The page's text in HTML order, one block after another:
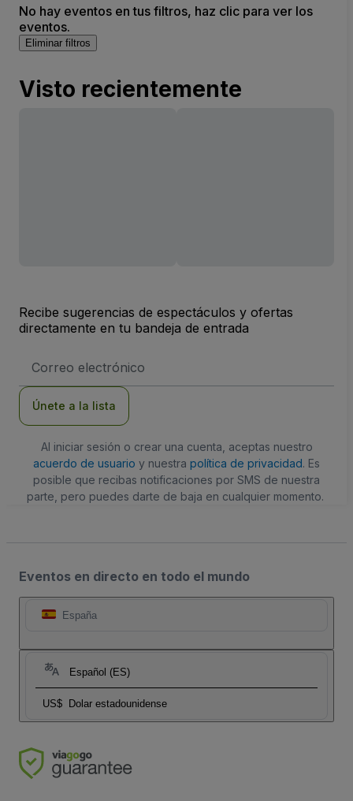
No hay eventos en tus filtros, haz clic para ver los
eventos.
Eliminar filtros
Visto recientemente
Recibe sugerencias de espectáculos y ofertas
directamente en tu bandeja de entrada
de
Únete a la lista
Al iniciar sesión o crear una cuenta, aceptas nuestro
acuerdo de usuario y nuestra política de privacidad. Es
posible que recibas notificaciones por SMS de nuestra
parte, pero puedes darte de baja en cualquier momento.
Eventos en directo en todo el mundo
España
Español (ES)
US$ Dolar estadounidense